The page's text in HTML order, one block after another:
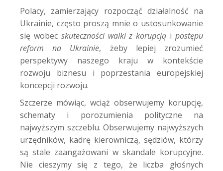
Polacy, zamierzający rozpocząć działalność na
Ukrainie, często proszą mnie o ustosunkowanie
się wobec skuteczności walki z korupcją ipostępu
reform na Ukrainie, żeby lepiej zrozumieć
perspektywy naszego kraju w kontekście
rozwoju biznesu i poprzestania europejskiej
koncepcji rozwoju.
Szczerze mówiąc, wciąż obserwujemy korupcję,
schematy i porozumienia polityczne na
najwyższym szczeblu. Obserwujemy najwyższych
urzędników, kadrę kierowniczą, sędziów, którzy
są stale zaangażowani w skandale korupcyjne.
Nie cieszymy się z tego, że liczba głośnych